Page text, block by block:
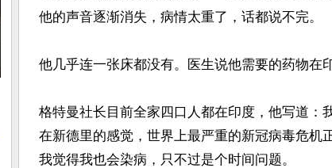
他的声音逐渐消失，病情太重了，话都说不完。
他几乎连一张床都没有。医生说他需要的药物在
格特曼社长目前全家四口人都在印度，他写道：
在新德里的感觉，世界上最严重的新冠病毒危机
我觉得我也会染病，只不过是个时间问题。